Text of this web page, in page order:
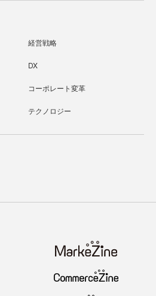
経営戦略
DX
コーポレート変革
テクノロジー